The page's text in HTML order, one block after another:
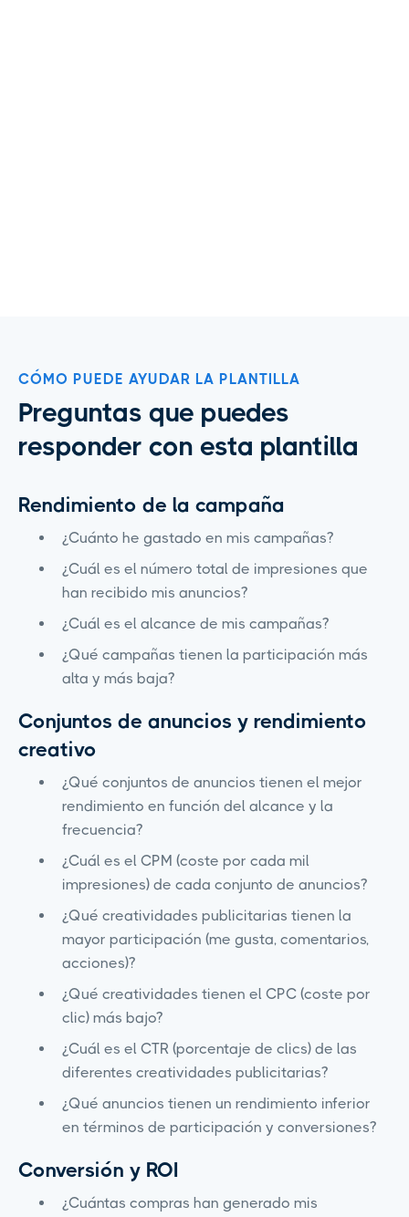
CÓMO PUEDE AYUDAR LA PLANTILLA
Preguntas que puedes
responder con esta plantilla
Rendimiento de la campaña
¿Cuánto he gastado en mis campañas?
¿Cuál es el número total de impresiones que
han recibido mis anuncios?
¿Cuál es el alcance de mis campañas?
¿Qué campañas tienen la participación más
alta y más baja?
Conjuntos de anuncios y rendimiento
creativo
¿Qué conjuntos de anuncios tienen el mejor
rendimiento en función del alcance y la
frecuencia?
¿Cuál es el CPM (coste por cada mil
impresiones) de cada conjunto de anuncios?
¿Qué creatividades publicitarias tienen la
mayor participación (me gusta, comentarios,
acciones)?
¿Qué creatividades tienen el CPC (coste por
clic) más bajo?
¿Cuál es el CTR (porcentaje de clics) de las
diferentes creatividades publicitarias?
¿Qué anuncios tienen un rendimiento inferior
en términos de participación y conversiones?
Conversión y ROI
¿Cuántas compras han generado mis